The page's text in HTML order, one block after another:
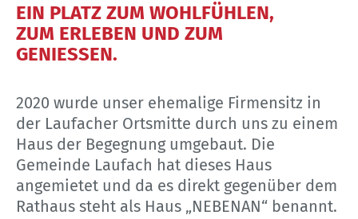
EIN PLATZ ZUM WOHLFÜHLEN,
ZUM ERLEBEN UND ZUM
GENIESSEN.
2020 wurde unser ehemalige Firmensitz in
der Laufacher Ortsmitte durch uns zu einem
Haus der Begegnung umgebaut. Die
Gemeinde Laufach hat dieses Haus
angemietet und da es direkt gegenüber dem
Rathaus steht als Haus „NEBENAN“ benannt.